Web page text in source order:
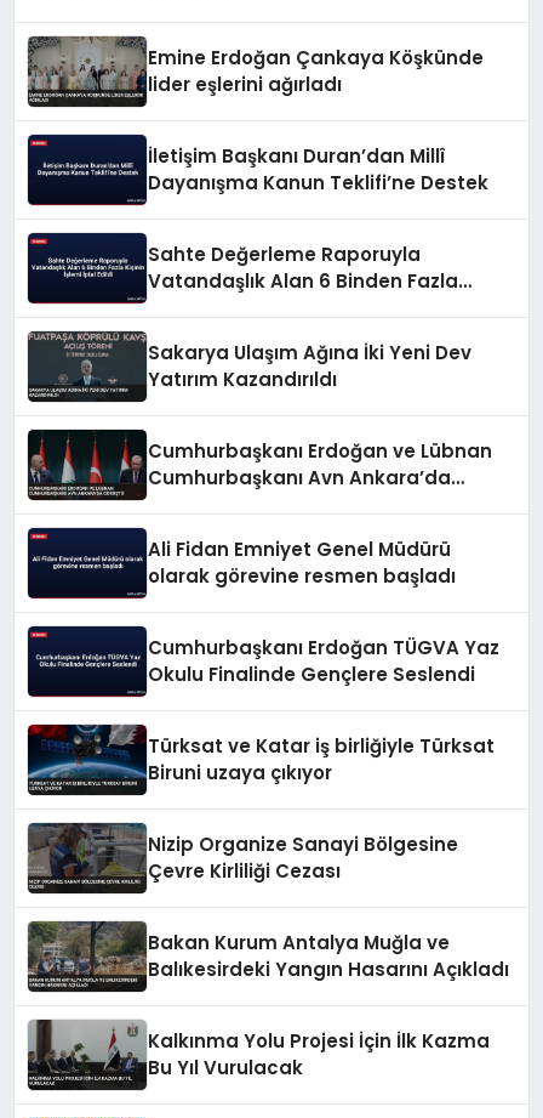
Emine Erdoğan Çankaya Köşkünde
lider eşlerini ağırladı
İletişim Başkanı Duran’dan Millî
Dayanışma Kanun Teklifi’ne Destek
Sahte Değerleme Raporuyla
Vatandaşlık Alan 6 Binden Fazla
Sakarya Ulaşım Ağına İki Yeni Dev
Yatırım Kazandırıldı
Cumhurbaşkanı Erdoğan ve Lübnan
Cumhurbaşkanı Avn Ankara’da
Ali Fidan Emniyet Genel Müdürü
olarak görevine resmen başladı
Cumhurbaşkanı Erdoğan TÜGVA Yaz
Okulu Finalinde Gençlere Seslendi
Türksat ve Katar iş birliğiyle Türksat
Biruni uzaya çıkıyor
Nizip Organize Sanayi Bölgesine
Çevre Kirliliği Cezası
Bakan Kurum Antalya Muğla ve
Balıkesirdeki Yangın Hasarını Açıkladı
Kalkınma Yolu Projesi İçin İlk Kazma
Bu Yıl Vurulacak